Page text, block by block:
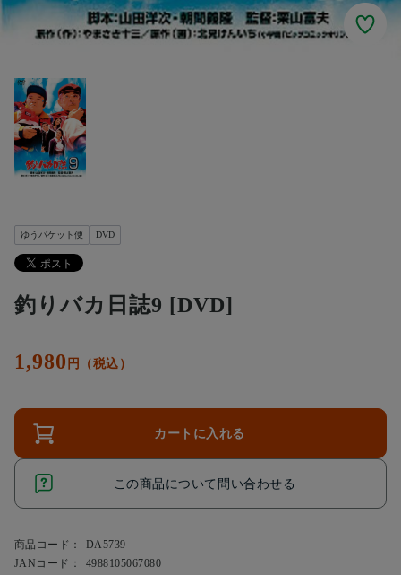
ゆうパケット便 DVD
釣りバカ日誌9 [DVD]
1,980 円（税込）
カートに入れる
この商品について問い合わせる
商品コード：
DA5739
JANコード：
4988105067080